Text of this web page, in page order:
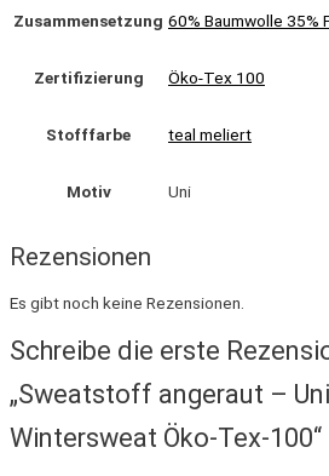
Zusammensetzung 60% Baumwolle 35%
Zertifizierung Öko-Tex 100
Stofffarbe teal meliert
Motiv Uni
Rezensionen
Es gibt noch keine Rezensionen.
Schreibe die erste
„Sweatstoff angeraut –
Wintersweat Öko-Tex-100“